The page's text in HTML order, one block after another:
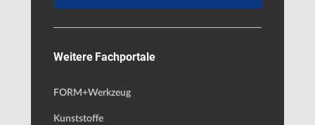
Weitere Fachportale
FORM+Werkzeug
Kunststoffe